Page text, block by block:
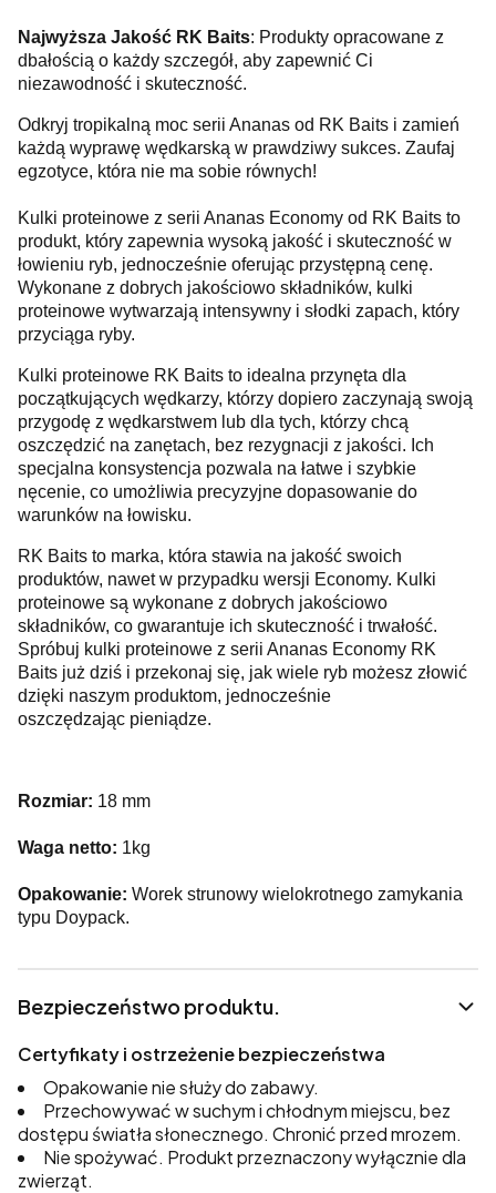
Najwyższa Jakość RK Baits: Produkty opracowane z
dbałością o każdy szczegół, aby zapewnić Ci
niezawodność i skuteczność.
Odkryj tropikalną moc serii Ananas od RK Baits i zamień
każdą wyprawę wędkarską w prawdziwy sukces. Zaufaj
egzotyce, która nie ma sobie równych!
Kulki proteinowe z serii Ananas Economy od RK Baits to
produkt, który zapewnia wysoką jakość i skuteczność w
łowieniu ryb, jednocześnie oferując przystępną cenę.
Wykonane z dobrych jakościowo składników, kulki
proteinowe wytwarzają intensywny i słodki zapach, który
przyciąga ryby.
Kulki proteinowe RK Baits to idealna przynęta dla
początkujących wędkarzy, którzy dopiero zaczynają swoją
przygodę z wędkarstwem lub dla tych, którzy chcą
oszczędzić na zanętach, bez rezygnacji z jakości. Ich
specjalna konsystencja pozwala na łatwe i szybkie
nęcenie, co umożliwia precyzyjne dopasowanie do
warunków na łowisku.
RK Baits to marka, która stawia na jakość swoich
produktów, nawet w przypadku wersji Economy. Kulki
proteinowe są wykonane z dobrych jakościowo
składników, co gwarantuje ich skuteczność i trwałość.
Spróbuj kulki proteinowe z serii Ananas Economy RK
Baits już dziś i przekonaj się, jak wiele ryb możesz złowić
dzięki naszym produktom, jednocześnie
oszczędzając pieniądze.
Rozmiar: 18 mm
Waga netto: 1kg
Opakowanie: Worek strunowy wielokrotnego zamykania
typu Doypack.
Bezpieczeństwo produktu.
Certyfikaty i ostrzeżenie bezpieczeństwa
Opakowanie nie służy do zabawy.
Przechowywać w suchym i chłodnym miejscu, bez
dostępu światła słonecznego. Chronić przed mrozem.
Nie spożywać. Produkt przeznaczony wyłącznie dla
zwierząt.